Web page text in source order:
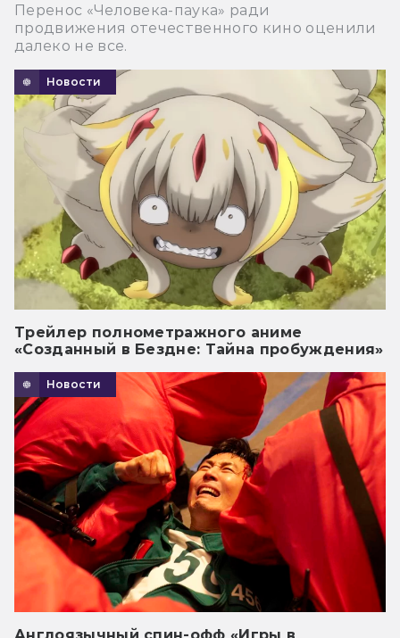
Перенос «Человека-паука» ради
продвижения отечественного кино оценили
далеко не все.
Новости
Трейлер полнометражного аниме
«Созданный в Бездне: Тайна пробуждения»
Новости
Англоязычный спин-офф «Игры в